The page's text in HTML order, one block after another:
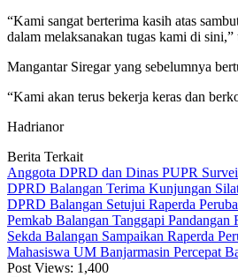
“Kami sangat berterima kasih atas
dalam melaksanakan tugas kami di sini,”
Mangantar Siregar yang sebelumnya
“Kami akan terus bekerja keras dan
Hadrianor
Berita Terkait
Anggota DPRD dan Dinas PUPR
DPRD Balangan Terima Kunjungan
DPRD Balangan Setujui Raperda
Pemkab Balangan Tanggapi
Sekda Balangan Sampaikan Raperda
Mahasiswa UM Banjarmasin Percepat
Post Views: 1,400